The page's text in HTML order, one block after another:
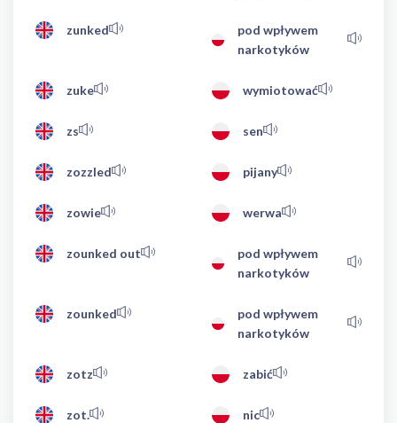
zunked
pod wpływem
narkotyków
zuke wymiotować
zs sen
zozzled pijany
zowie werwa
zounked out
pod wpływem
narkotyków
zounked
pod wpływem
narkotyków
zotz zabić
zot. nic